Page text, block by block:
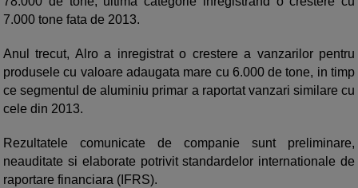
7.000 tone fata de 2013.
Anul trecut, Alro a inregistrat o crestere a vanzarilor pentru
produsele cu valoare adaugata mare cu 6.000 de tone, in timp
ce segmentul de aluminiu primar a raportat vanzari similare cu
cele din 2013.
Rezultatele comunicate de companie sunt preliminare,
neauditate si elaborate potrivit standardelor internationale de
raportare financiara (IFRS).